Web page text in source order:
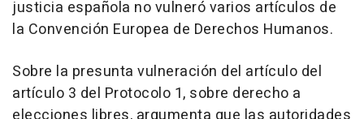
justicia española no vulneró varios artículos de
la Convención Europea de Derechos Humanos.
Sobre la presunta vulneración del artículo del
artículo 3 del Protocolo 1, sobre derecho a